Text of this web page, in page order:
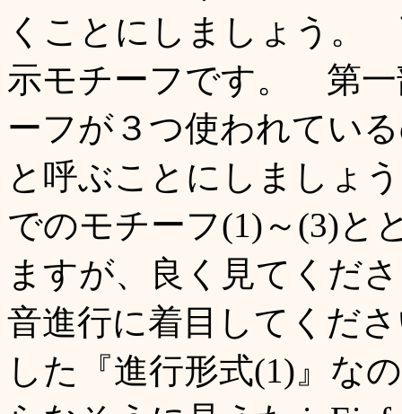
くことにしましょう。
示モチーフです。 第一
ーフが３つ使われてい
と呼ぶことにしましょ
でのモチーフ(1)～(3)と
ますが、良く見てくだ
音進行に着目してくだ
した『進行形式(1)』な